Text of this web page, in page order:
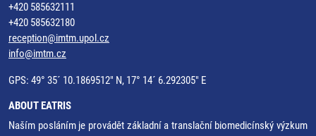
+420 585632111
+420 585632180
reception@imtm.upol.cz
info@imtm.cz
GPS: 49° 35´ 10.1869512" N, 17° 14´ 6.292305" E
ABOUT EATRIS
Naším posláním je provádět základní a translační biomedicínský výzkum